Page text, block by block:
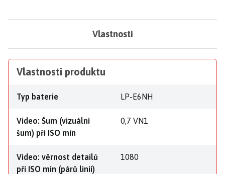
Vlastnosti
Vlastnosti produktu
Typ baterie LP-E6NH
Video: Šum (vizuální
šum) při ISO min
0,7 VN1
Video: věrnost detailů
při ISO min (párů linií)
1080